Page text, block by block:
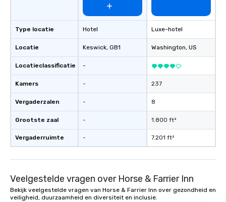
hours or intimate shows that blend
sleight-of-hand with personalized
storytelling, we energize your crowd
and spark real conversations. Want to
reinforce your company message? We
seamlessly blended into the magic.
Planning a trade show? Let our
magicians draw in a crowd and leave
a lasting impression with fun,
interactive presentations that
showcase your brand. *** More Than
Magic—We Motivate and Inspire *** Our
team-building programs and
motivational shows designed to build
trust, collaboration, and a sense of
Type locatie
Locatie
Locatieclassificatie
Kamers
Vergaderzalen
Grootste zaal
Vergaderruimte
Hotel
Keswick, GB1
-
-
-
-
-
Luxe-hotel
Washington, US
237
8
1.800 ft²
7.201 ft²
Veelgestelde vragen over Horse & Farrier Inn
Bekijk veelgestelde vragen van Horse & Farrier Inn over gezondheid en
veiligheid, duurzaamheid en diversiteit en inclusie.